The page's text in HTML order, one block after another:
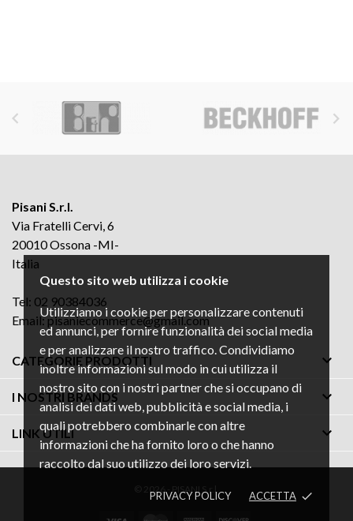
Questo sito web utilizza i cookie
Utilizziamo i cookie per personalizzare contenuti
ed annunci, per fornire funzionalità dei social media
e per analizzare il nostro traffico. Condividiamo
inoltre informazioni sul modo in cui utilizza il
nostro sito con i nostri partner che si occupano di
analisi dei dati web, pubblicità e social media, i
quali potrebbero combinarle con altre
informazioni che ha fornito loro o che hanno
raccolto dal suo utilizzo dei loro servizi.
PRIVACY POLICY ACCETTA done
 
Pisani S.r.l.
Via Fratelli Cervi, 6
20010 Ossona -MI-
Italia
Tel: 02 90384036
Email:pisaniecommerce@gmail.com
CATEGORIE PRODOTTI 
I NOSTRI BRANDS 
LINK UTILI 
© 2026 - PISANI S.r.l.